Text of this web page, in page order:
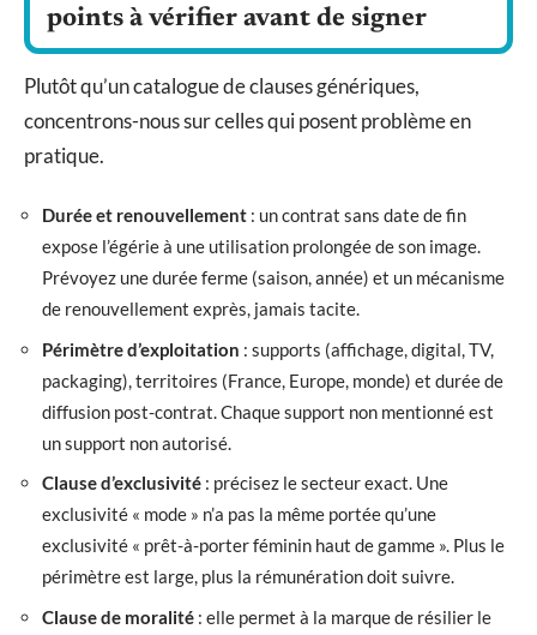
points à vérifier avant de signer
Plutôt qu’un catalogue de clauses génériques,
concentrons-nous sur celles qui posent problème en
pratique.
Durée et renouvellement : un contrat sans date de fin
expose l’égérie à une utilisation prolongée de son image.
Prévoyez une durée ferme (saison, année) et un mécanisme
de renouvellement exprès, jamais tacite.
Périmètre d’exploitation : supports (affichage, digital, TV,
packaging), territoires (France, Europe, monde) et durée de
diffusion post-contrat. Chaque support non mentionné est
un support non autorisé.
Clause d’exclusivité : précisez le secteur exact. Une
exclusivité « mode » n’a pas la même portée qu’une
exclusivité « prêt-à-porter féminin haut de gamme ». Plus le
périmètre est large, plus la rémunération doit suivre.
Clause de moralité : elle permet à la marque de résilier le